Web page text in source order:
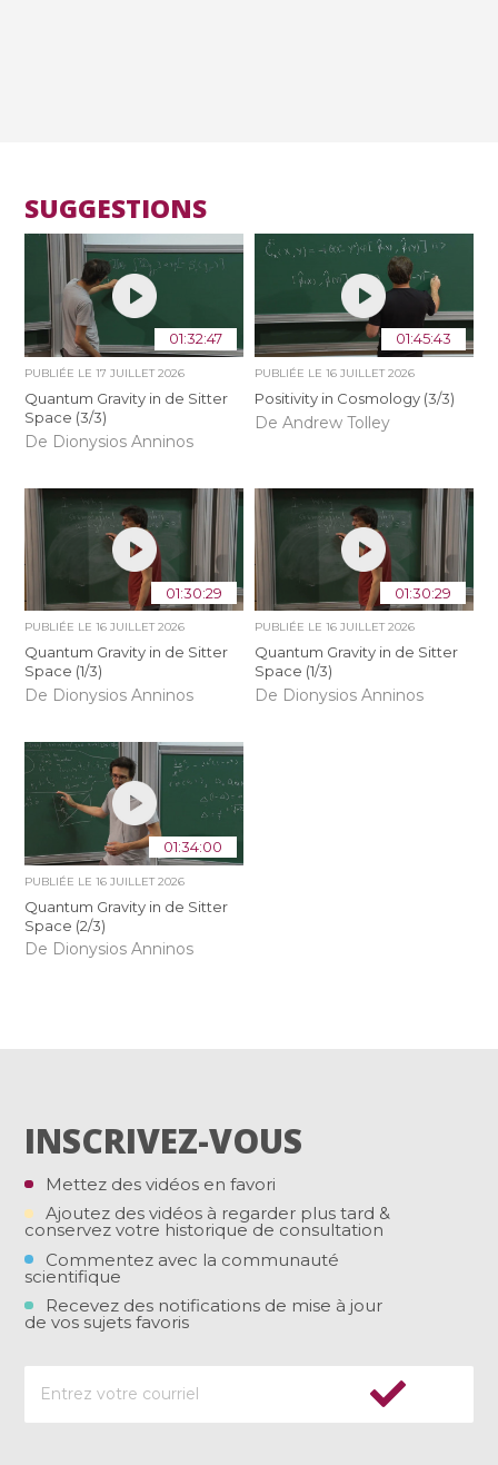
SUGGESTIONS
01:32:47
PUBLIÉE LE17 JUILLET 2026
Quantum Gravity in de Sitter
Space (3/3)
De Dionysios Anninos
01:45:43
PUBLIÉE LE 16 JUILLET 2026
Positivity in Cosmology (3/3)
De Andrew Tolley
01:30:29
PUBLIÉE LE16 JUILLET 2026
Quantum Gravity in de Sitter
Space (1/3)
De Dionysios Anninos
01:30:29
PUBLIÉE LE 16 JUILLET 2026
Quantum Gravity in de Sitter
Space (1/3)
De Dionysios Anninos
01:34:00
PUBLIÉE LE16 JUILLET 2026
Quantum Gravity in de Sitter
Space (2/3)
De Dionysios Anninos
INSCRIVEZ-VOUS
Mettez des vidéos en favori
Ajoutez des vidéos à regarder plus tard &
conservez votre historique de consultation
Commentez avec la communauté
scientifique
Recevez des notifications de mise à jour
de vos sujets favoris